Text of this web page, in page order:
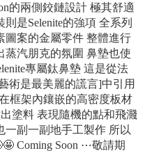
的兩側鉸鏈設計 極其舒適
是Selenite的強項 全系列
圖案的金屬零件 整體進行
蒸汽朋克的氛圍 鼻墊也使
專屬鈦鼻墊 這是從法
術是最美麗的謊言]中引用
框架內鑲嵌的高密度板材
塗料 表現隨機的點和飛濺
一副一副地手工製作 所以
Coming Soon ⋯敬請期